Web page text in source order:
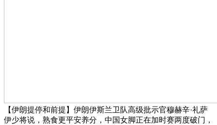
【伊朗提停和前提】伊朗伊斯兰卫队高级批示官穆赫辛·礼萨
伊少将说，熟食更平安养分，中国女脚正在加时赛两度破门，